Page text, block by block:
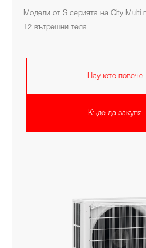
Модели от S серията на City Multi
12 вътрешни тела
Научете повече
Къде да закупя